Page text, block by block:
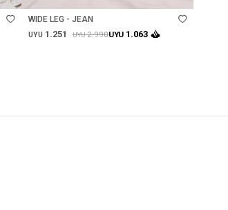
WIDE LEG - JEAN
UYU 1.251 UYU2.990UYU 1.063